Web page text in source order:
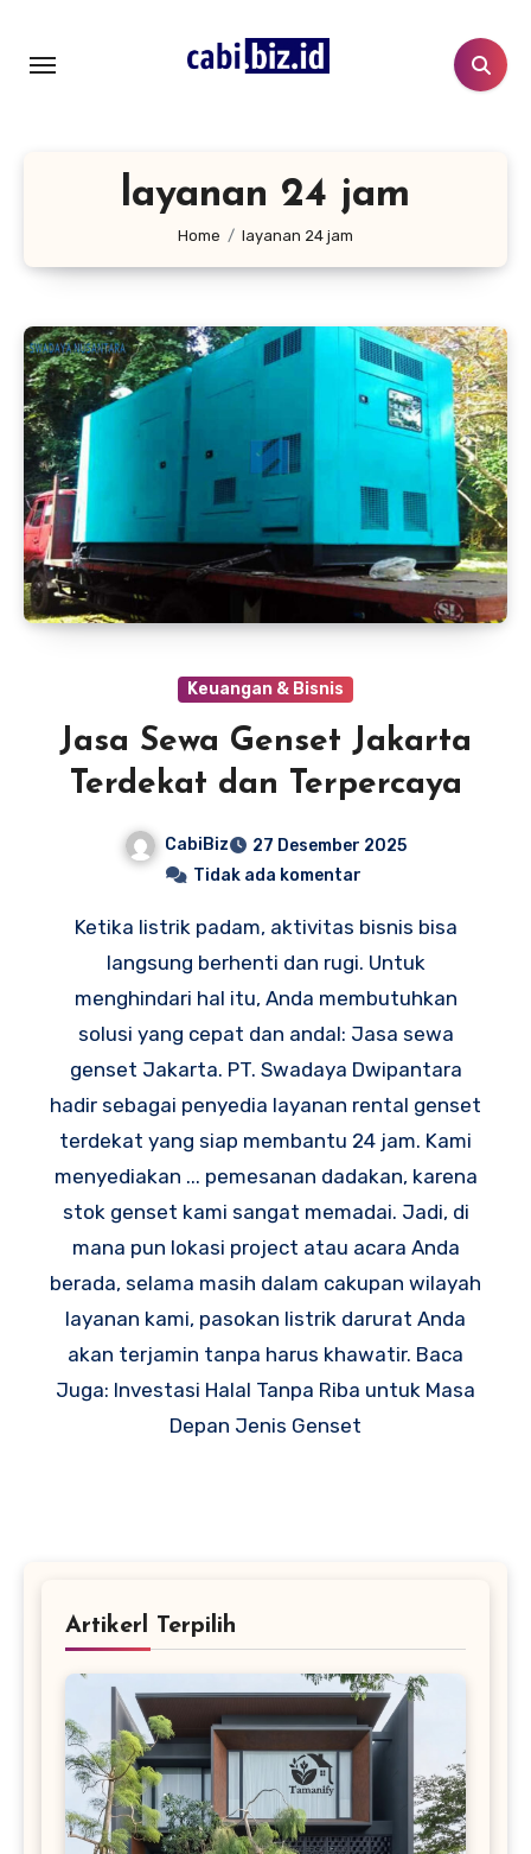
konten
layanan 24 jam
Home layanan 24 jam
Keuangan & Bisnis
Jasa Sewa Genset Jakarta
Terdekat dan Terpercaya
CabiBiz
27 Desember 2025
Tidak ada komentar
Ketika listrik padam, aktivitas bisnis bisa
langsung berhenti dan rugi. Untuk
menghindari hal itu, Anda membutuhkan
solusi yang cepat dan andal: Jasa sewa
genset Jakarta. PT. Swadaya Dwipantara
hadir sebagai penyedia layanan rental genset
terdekat yang siap membantu 24 jam. Kami
menyediakan ... pemesanan dadakan, karena
stok genset kami sangat memadai. Jadi, di
mana pun lokasi project atau acara Anda
berada, selama masih dalam cakupan wilayah
layanan kami, pasokan listrik darurat Anda
akan terjamin tanpa harus khawatir. Baca
Juga: Investasi Halal Tanpa Riba untuk Masa
Depan Jenis Genset
Artikerl Terpilih